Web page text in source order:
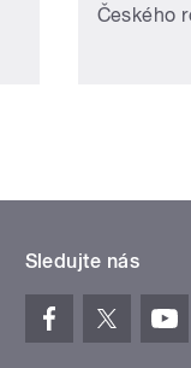
Českého
Sledujte nás